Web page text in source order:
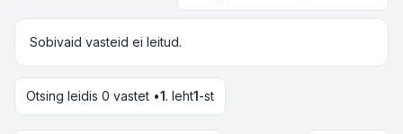
Sobivaid vasteid ei leitud.
Otsing leidis 0 vastet •1. leht1-st